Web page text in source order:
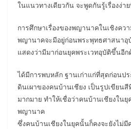
ในแนวทางเดียวกัน จะพูดกันรู้เรื่องง่า
การศึกษาเรื่องของพญานาคในเชิงคว
พญานาคจะมีอยู่ก่อนพระพุทธศาสนาอุ
แสดงว่ามีมาก่อนยุคพระเวทอุบัติขึ้นอีก
ได้มีการพบหลัก ฐานเก่าแก่ที่สุดก่อนป
ดินเผาของคนบ้านเชียง เป็นรูปเขียนสี
มากมาย ทำให้เชื่อว่าคนบ้านเชียงใน
พญานาค
ซึ่งคนบ้านเชียงในยุคนั้นก็คงจะยังไม่